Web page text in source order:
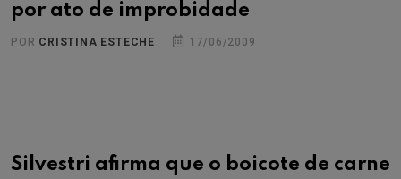
por ato de improbidade
POR CRISTINA ESTECHE 17/06/2009
Silvestri afirma que o boicote de carne